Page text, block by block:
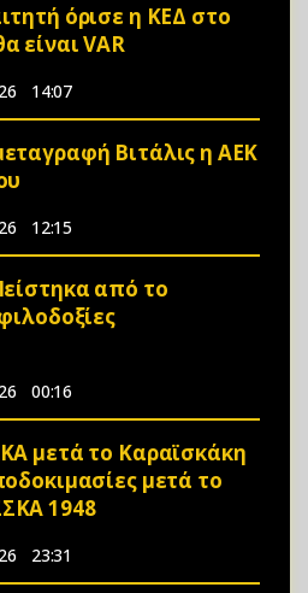
όρισε η ΚΕΔ στο
είναι VAR
14:07
Βιτάλις η ΑΕΚ
12:15
από το
00:16
μετά το Καραϊσκάκη
μετά το
1948
23:31